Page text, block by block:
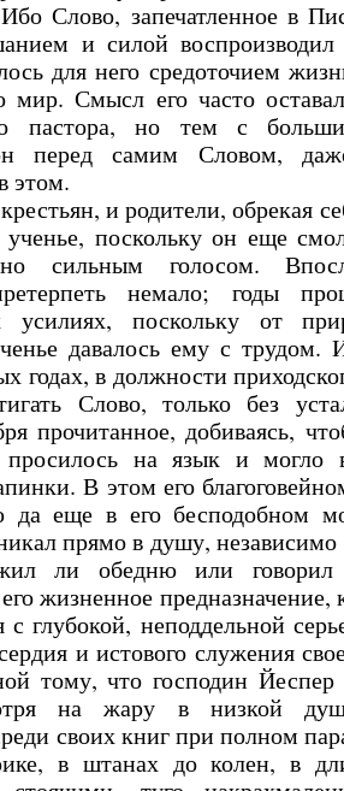
Слово, запечатленное в
и силой воспроизводил
для него средоточием
мир. Смысл его часто
пастора, но тем с
перед самим Словом,
этом.
и родители, обрекая
поскольку он еще
сильным голосом.
немало; годы
усилиях, поскольку от
давалось ему с трудом.
годах, в должности
Слово, только без
прочитанное, добиваясь,
на язык и могло
В этом его
да еще в его бесподобном
прямо в душу, независимо
ли обедню или говорил
жизненное предназначение,
с глубокой, неподдельной
и истового служения
тому, что господин Йеспер
на жару в низкой
своих книг при полном
в штанах до колен, в